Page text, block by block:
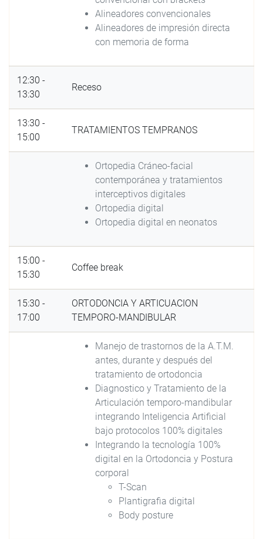
Alineadores convencionales
Alineadores de impresión directa
con memoria de forma
12:30 -
13:30
Receso
13:30 -
15:00
TRATAMIENTOS TEMPRANOS
Ortopedia Cráneo-facial
contemporánea y tratamientos
interceptivos digitales
Ortopedia digital
Ortopedia digital en neonatos
15:00 -
15:30
Coffee break
15:30 -
17:00
ORTODONCIA Y ARTICUACION
TEMPORO-MANDIBULAR
Manejo de trastornos de la A.T.M.
antes, durante y después del
tratamiento de ortodoncia
Diagnostico y Tratamiento de la
Articulación temporo-mandibular
integrando Inteligencia Artificial
bajo protocolos 100% digitales
Integrando la tecnología 100%
digital en la Ortodoncia y Postura
corporal
T-Scan
Plantigrafia digital
Body posture